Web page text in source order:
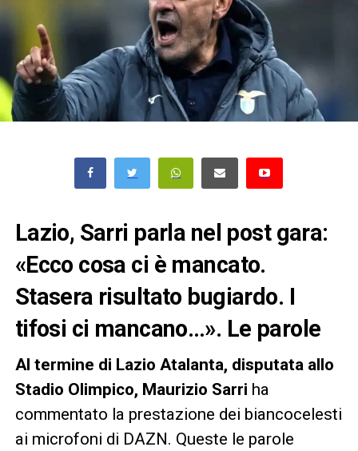
Lazio, Sarri parla nel post gara:
«Ecco cosa ci è mancato.
Stasera risultato bugiardo. I
tifosi ci mancano…». Le parole
Al termine di Lazio Atalanta, disputata allo
Stadio Olimpico, Maurizio Sarri ha
commentato la prestazione dei biancocelesti
ai microfoni di DAZN. Queste le parole